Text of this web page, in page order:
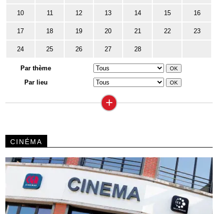
10 11 12 13 14 15 16
17 18 19 20 21 22 23
24 25 26 27 28
Par thème
Par lieu
+
CINÉMA